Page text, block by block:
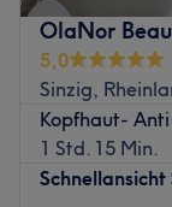
OlaNor
5,0
Sinzig,
Kopfhaut-
1 Std. 15 Min.
Schnellansicht